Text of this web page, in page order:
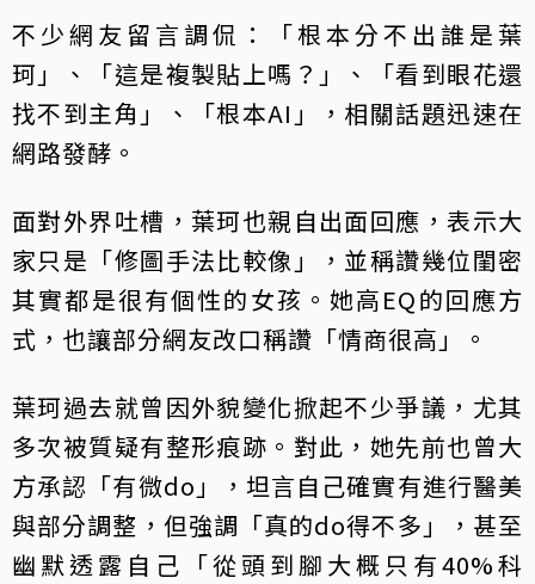
不少網友留言調侃：「根本分不出誰是葉
珂」、「這是複製貼上嗎？」、「看到眼花還
找不到主角」、「根本AI」，相關話題迅速在
網路發酵。
面對外界吐槽，葉珂也親自出面回應，表示大
家只是「修圖手法比較像」，並稱讚幾位閨密
其實都是很有個性的女孩。她高EQ的回應方
式，也讓部分網友改口稱讚「情商很高」。
葉珂過去就曾因外貌變化掀起不少爭議，尤其
多次被質疑有整形痕跡。對此，她先前也曾大
方承認「有微do」，坦言自己確實有進行醫美
與部分調整，但強調「真的do得不多」，甚至
幽默透露自己「從頭到腳大概只有40%科